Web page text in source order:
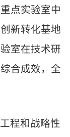
点实验室中
新转化基地
室在技术研
合成效，全
程和战略性